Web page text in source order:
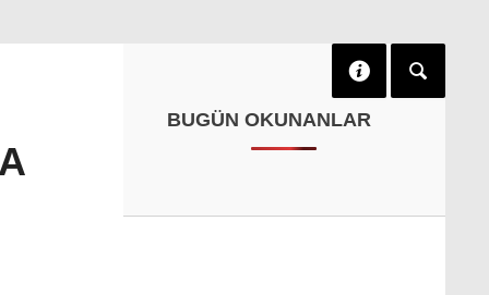
BUGÜN OKUNANLAR